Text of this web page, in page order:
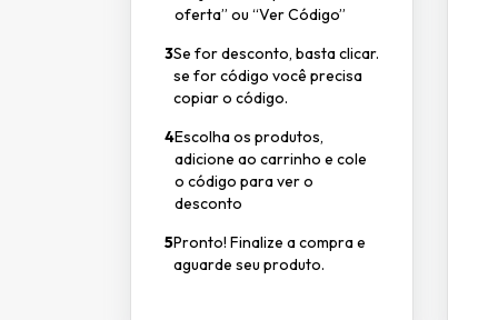
oferta” ou “Ver Código”
3Se for desconto, basta clicar.
se for código você precisa
copiar o código.
4Escolha os produtos,
adicione ao carrinho e cole
o código para ver o
desconto
5Pronto! Finalize a compra e
aguarde seu produto.